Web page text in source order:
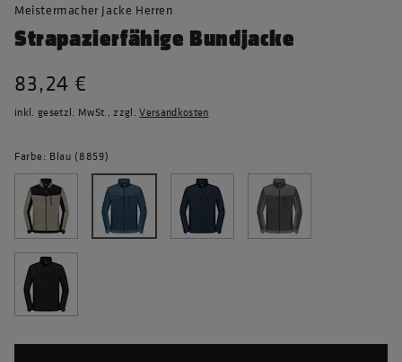
Meistermacher Jacke Herren
Strapazierfähige Bundjacke
83,24 €
inkl. gesetzl. MwSt., zzgl.Versandkosten
Farbe: Blau (8859)